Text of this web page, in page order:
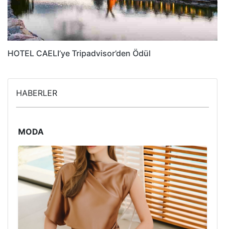
HOTEL CAELI’ye Tripadvisor’den Ödül
HABERLER
MODA